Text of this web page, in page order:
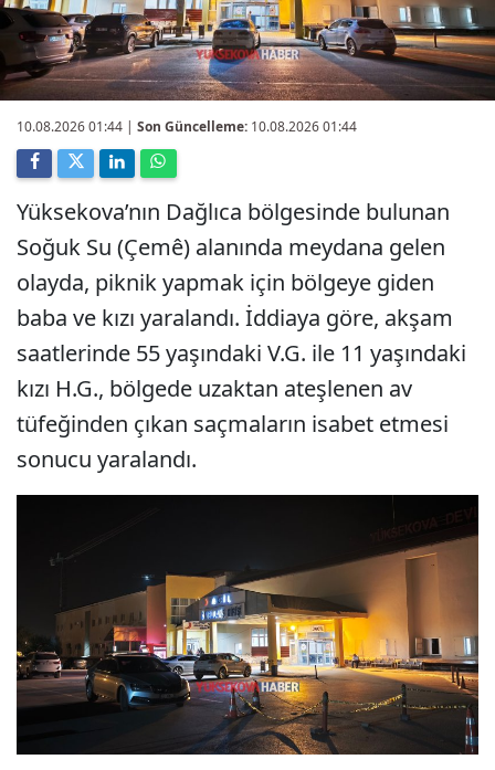
10.08.2026 01:44 | Son Güncelleme: 10.08.2026 01:44
Yüksekova’nın Dağlıca bölgesinde bulunan
Soğuk Su (Çemê) alanında meydana gelen
olayda, piknik yapmak için bölgeye giden
baba ve kızı yaralandı. İddiaya göre, akşam
saatlerinde 55 yaşındaki V.G. ile 11 yaşındaki
kızı H.G., bölgede uzaktan ateşlenen av
tüfeğinden çıkan saçmaların isabet etmesi
sonucu yaralandı.